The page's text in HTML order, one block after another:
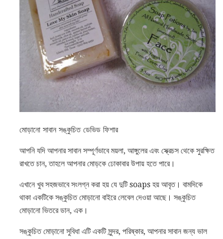
মোড়ানো সাবান সঙ্কুচিত ডেভিড ফিশার
আপনি যদি আপনার সাবান সম্পূর্ণভাবে ময়লা, আঙ্গুলের এবং স্ক্রেচস থেকে সুরক্ষিত
রাখতে চান, তাহলে আপনার মোড়কে ঢোকাবার উপায় হতে পারে।
এখানে খুব সহজভাবে সংলগ্ন করা হয় যে দুটি soaps হয় আবৃত। বামদিকে
থাকা একটিকে সঙ্কুচিত মোড়ানো বাইরে লেবেল দেওয়া আছে। সঙ্কুচিত
মোড়ানো ভিতরে ডান, এক।
সঙ্কুচিত মোড়ানো সুবিধা এটি একটি সুন্দর, পরিষ্কার, আপনার সাবান জন্য ভাল